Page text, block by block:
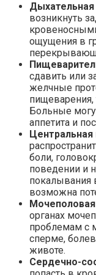
возникнуть
ощущения в
сдавить или
желчные
Больные
аппетита и
Центральная
боли,
поведении и
покалывания
возможна
органах
проблемам с
сперме,
животе.
Сердечно-